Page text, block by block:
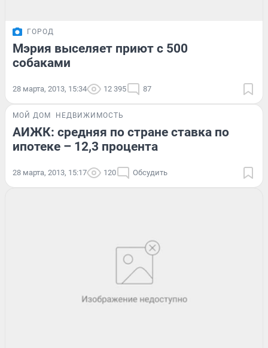
ГОРОД
Мэрия выселяет приют с 500
собаками
28 марта, 2013, 15:34 12 395 87
МОЙ ДОМ НЕДВИЖИМОСТЬ
АИЖК: средняя по стране ставка по
ипотеке – 12,3 процента
28 марта, 2013, 15:17 120 Обсудить